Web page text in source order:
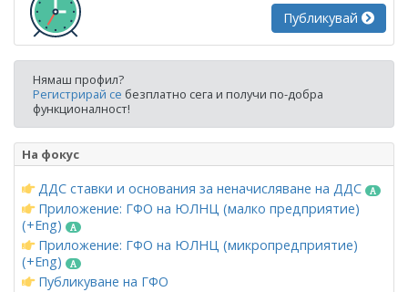
Публикувай
Нямаш профил?
Регистрирай се безплатно сега и получи по-добра
функционалност!
На фокус
ДДС ставки и основания за неначисляване на ДДС
Приложение: ГФО на ЮЛНЦ (малко предприятие)
(+Eng)
Приложение: ГФО на ЮЛНЦ (микропредприятие)
(+Eng)
Публикуване на ГФО